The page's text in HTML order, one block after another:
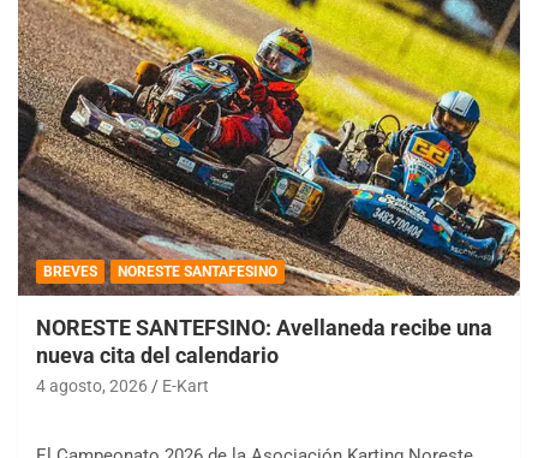
BREVES NORESTE SANTAFESINO
NORESTE SANTEFSINO: Avellaneda recibe una
nueva cita del calendario
4 agosto, 2026 E-Kart